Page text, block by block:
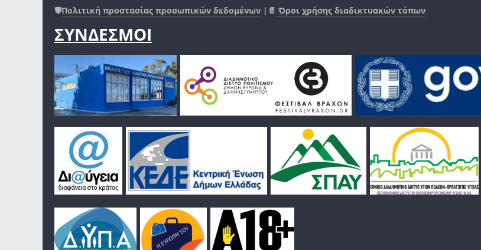
🛡️Πολιτική προστασίας προσωπικών δεδομένων |📄 Όροι χρήσης διαδικτυακών τόπων
ΣΥΝΔΕΣΜΟΙ